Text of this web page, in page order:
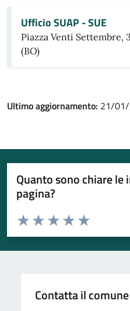
Ufficio SUAP - SUE
Piazza Venti Settembre,
(BO)
Ultimo aggiornamento: 21/
Quanto sono chiare
pagina?
Valuta da 1 a 5 stelle la pagina
Valuta 5
Valuta 4 stelle
Valuta 3 stelle su 5
Valuta 2 stelle su 5
Valuta 1 stelle su 5
Contatta il comune